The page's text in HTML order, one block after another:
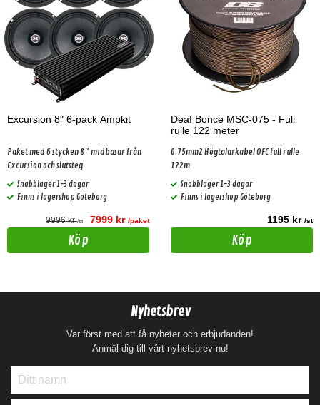
Excursion 8" 6-pack Ampkit
Paket med 6 stycken 8" midbasar från
Excursion och slutsteg
Snabblager 1-3 dagar
Finns i lagershop Göteborg
9996 kr/st 7999 kr /paket
Köp
Deaf Bonce MSC-075 - Full
rulle 122 meter
0,75mm2 Högtalarkabel OFC full rulle
122m
Snabblager 1-3 dagar
Finns i lagershop Göteborg
1195 kr /st
Köp
Nyhetsbrev
Var först med att få nyheter och erbjudanden!
Anmäl dig till vårt nyhetsbrev nu!